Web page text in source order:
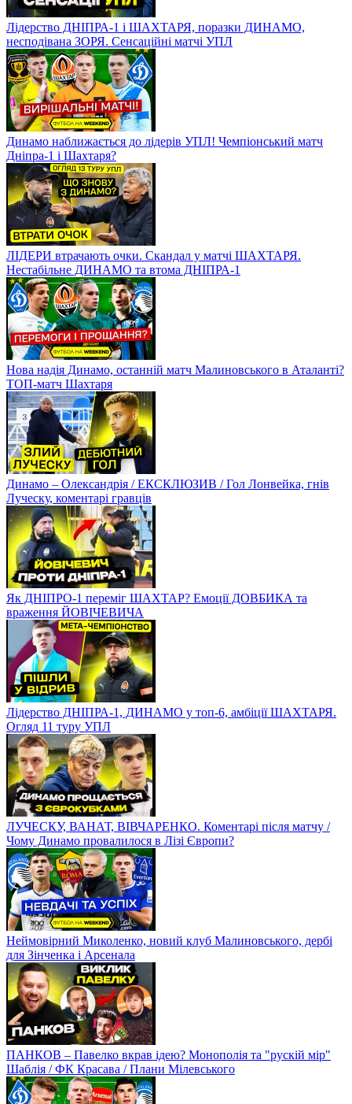
Лідерство ДНІПРА-1 і ШАХТАРЯ, поразки ДИНАМО,
несподівана ЗОРЯ. Сенсаційні матчі УПЛ
Динамо наближається до лідерів УПЛ! Чемпіонський матч
Дніпра-1 і Шахтаря?
ЛІДЕРИ втрачають очки. Скандал у матчі ШАХТАРЯ.
Нестабільне ДИНАМО та втома ДНІПРА-1
Нова надія Динамо, останній матч Малиновського в Аталанті?
ТОП-матч Шахтаря
Динамо – Олександрія / ЕКСКЛЮЗИВ / Гол Лонвейка, гнів
Луческу, коментарі гравців
Як ДНІПРО-1 переміг ШАХТАР? Емоції ДОВБИКА та
враження ЙОВІЧЕВИЧА
Лідерство ДНІПРА-1, ДИНАМО у топ-6, амбіції ШАХТАРЯ.
Огляд 11 туру УПЛ
ЛУЧЕСКУ, ВАНАТ, ВІВЧАРЕНКО. Коментарі після матчу /
Чому Динамо провалилося в Лізі Європи?
Неймовірний Миколенко, новий клуб Малиновського, дербі
для Зінченка і Арсенала
ПАНКОВ – Павелко вкрав ідею? Монополія та "рускій мір"
Шаблія / ФК Красава / Плани Мілевського